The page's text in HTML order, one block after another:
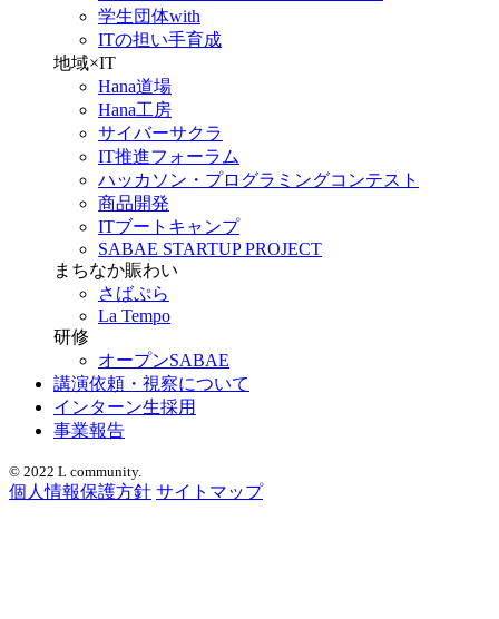
学生団体with
ITの担い手育成
地域×IT
Hana道場
Hana工房
サイバーサクラ
IT推進フォーラム
ハッカソン・プログラミングコンテスト
商品開発
ITブートキャンプ
SABAE STARTUP PROJECT
まちなか賑わい
さばぷら
La Tempo
研修
オープンSABAE
講演依頼・視察について
インターン生採用
事業報告
© 2022 L community.
個人情報保護方針 サイトマップ